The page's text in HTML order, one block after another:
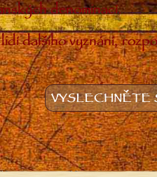
denominací.
dalšího vyznání,
VYSLECHNĚTE